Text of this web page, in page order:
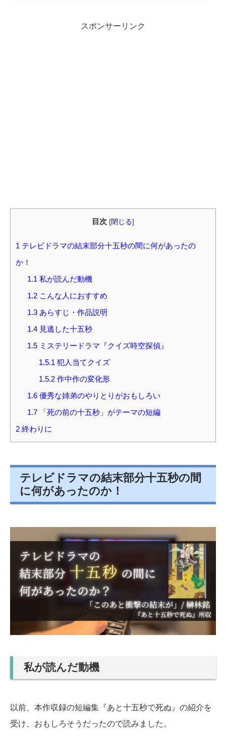
スポンサーリンク
目次 [閉じる]
1 テレビドラマの結末部分十五秒の間に何があったの
か！
1.1 私が読んだ動機
1.2こんな人におすすめ
1.3あらすじ・作品説明
1.4見逃した十五秒
1.5ミステリードラマ『クイズ時空探偵』
1.5.1 犯人当てクイズ
1.5.2作中作の変化形
1.6優秀な姉弟のやりとりがおもしろい
1.7「死の前の十五秒」がテーマの短編
2 終わりに
テレビドラマの結末部分十五秒の間
に何があったのか！
私が読んだ動機
以前、本作収録の短編集『あと十五秒で死ぬ』の紹介を
受け、おもしろそうだったので読みました。